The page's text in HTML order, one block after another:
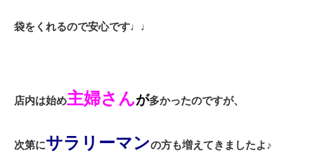
袋をくれるので安心です♩♩
店内は始め主婦さんが多かったのですが、
次第にサラリーマンの方も増えてきましたよ♪